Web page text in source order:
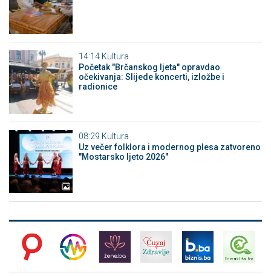
14:14 Kultura
Početak "Brčanskog ljeta" opravdao
očekivanja: Slijede koncerti, izložbe i
radionice
08:29 Kultura
Uz večer folklora i modernog plesa zatvoreno
"Mostarsko ljeto 2026"